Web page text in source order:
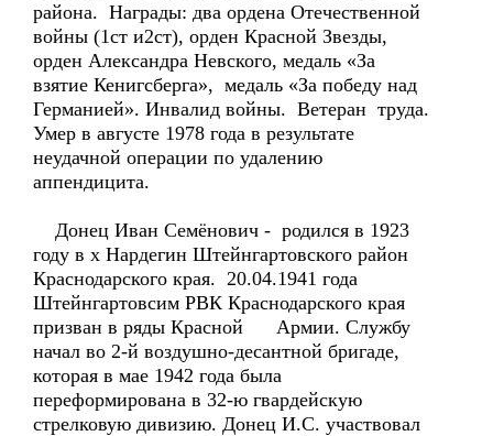
района. Награды: два ордена Отечественной
войны (1ст и2ст), орден Красной Звезды,
орден Александра Невского, медаль «За
взятие Кенигсберга», медаль «За победу над
Германией». Инвалид войны. Ветеран труда.
Умер в августе 1978 года в результате
неудачной операции по удалению
аппендицита.
Донец Иван Семёнович - родился в 1923
году в х Нардегин Штейнгартовского район
Краснодарского края. 20.04.1941 года
Штейнгартовсим РВК Краснодарского края
призван в ряды Красной Армии. Службу
начал во 2-й воздушно-десантной бригаде,
которая в мае 1942 года была
переформирована в 32-ю гвардейскую
стрелковую дивизию. Донец И.С. участвовал